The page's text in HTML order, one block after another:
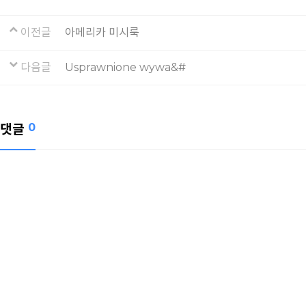
이전글 아메리카 미시룩
다음글 Usprawnione wywa&#
댓글 0